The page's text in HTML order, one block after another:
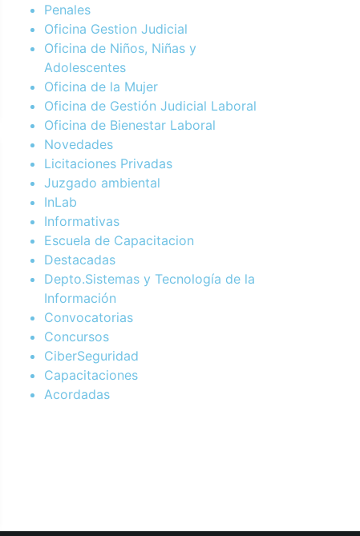
Penales
Oficina Gestion Judicial
Oficina de Niños, Niñas y
Adolescentes
Oficina de la Mujer
Oficina de Gestión Judicial Laboral
Oficina de Bienestar Laboral
Novedades
Licitaciones Privadas
Juzgado ambiental
InLab
Informativas
Escuela de Capacitacion
Destacadas
Depto.Sistemas y Tecnología de la
Información
Convocatorias
Concursos
CiberSeguridad
Capacitaciones
Acordadas